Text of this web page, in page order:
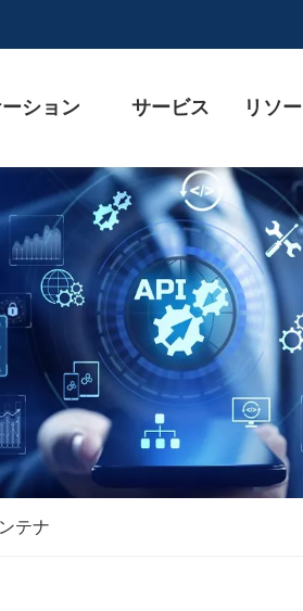
ション サービス リソ
テナ